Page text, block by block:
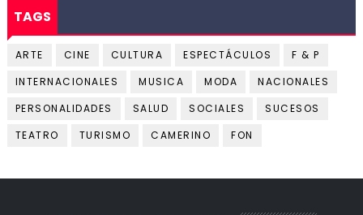
TAGS
ARTE CINE CULTURA ESPECTÁCULOS
F & P
INTERNACIONALES
MUSICA MODA
NACIONALES
PERSONALIDADES
SALUD SOCIALES
SUCESOS
TEATRO
TURISMO CAMERINO FON